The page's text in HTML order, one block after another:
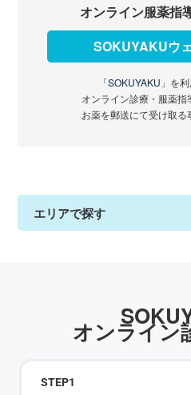
オンライン服薬指
SOKUYAKUウ
「SOKUYAKU」 を
オンライン診療・服薬指
お薬を郵送にて受け取る
エリアで探す
オンライン
STEP1